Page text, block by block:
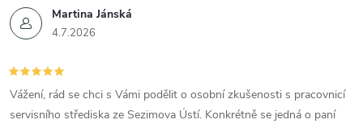
Martina Jánská
4.7.2026
Vážení, rád se chci s Vámi podělit o osobní zkušenosti s pracovnicí
servisního střediska ze Sezimova Ústí. Konkrétně se jedná o paní